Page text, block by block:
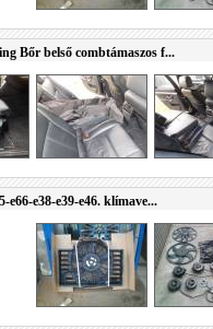
Bőr belső combtámaszos f...
e66-e38-e39-e46. klímave...